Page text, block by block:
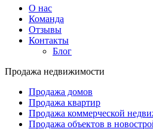
О нас
Команда
Отзывы
Контакты
Блог
Продажа недвижимости
Продажа домов
Продажа квартир
Продажа коммерческой
Продажа объектов в